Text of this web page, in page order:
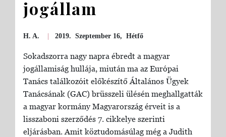
jogállam
H. A. 2019. Szeptember 16, Hétfő
Sokadszorra nagy napra ébredt a magyar
jogállamiság hullája, miután ma az Európai
Tanács találkozóit előkészítő Általános Ügyek
Tanácsának (GAC) brüsszeli ülésén meghallgatták
a magyar kormány Magyarország érveit is a
lisszaboni szerződés 7. cikkelye szerinti
eljárásban. Amit köztudomásúlag még a Judith